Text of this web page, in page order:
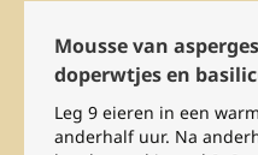
Mousse van
doperwtjes en
Leg 9 eieren in een
anderhalf uur. Na